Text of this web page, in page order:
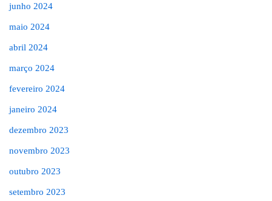
junho 2024
maio 2024
abril 2024
março 2024
fevereiro 2024
janeiro 2024
dezembro 2023
novembro 2023
outubro 2023
setembro 2023